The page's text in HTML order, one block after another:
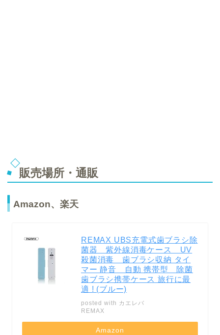
販売場所・通販
Amazon、楽天
REMAX UBS充電式歯ブラシ除
菌器 紫外線消毒ケース UV
殺菌消毒 歯ブラシ収納 タイ
マー 静音 自動 携帯型 除菌
歯ブラシ携帯ケース 旅行に最
適 ! (ブルー)
posted with カエレバ
REMAX
Amazon